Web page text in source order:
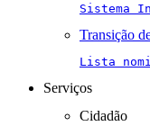
Sistema
Transição
Lista
Serviços
Cidadão